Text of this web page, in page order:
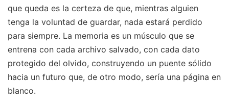
que queda es la certeza de que, mientras alguien
tenga la voluntad de guardar, nada estará perdido
para siempre. La memoria es un músculo que se
entrena con cada archivo salvado, con cada dato
protegido del olvido, construyendo un puente sólido
hacia un futuro que, de otro modo, sería una página en
blanco.